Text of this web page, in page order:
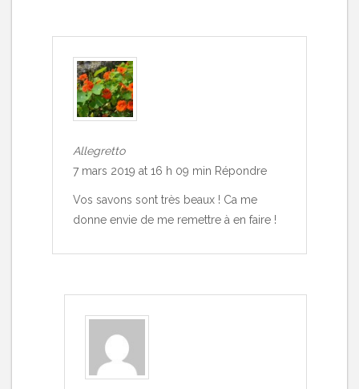
Allegretto
7 mars 2019 at 16 h 09 min Répondre
Vos savons sont très beaux ! Ca me
donne envie de me remettre à en faire !